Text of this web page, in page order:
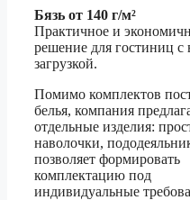
Бязь от 140 г/м²
Практичное и
решение для гостиниц с
загрузкой.
Помимо комплектов
белья, компания
отдельные изделия:
наволочки,
позволяет формировать
комплектацию под
индивидуальные